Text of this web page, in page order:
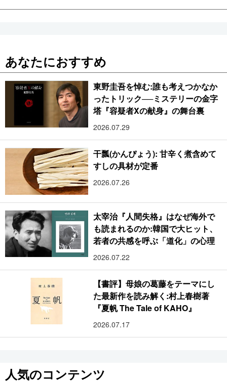
あなたにおすすめ
東野圭吾を悼む:誰も考えつかなか
ったトリック──ミステリーの金字
塔『容疑者Xの献身』の舞台裏
2026.07.29
干瓢(かんぴょう): 甘辛く煮含めて
すしの具材が定番
2026.07.26
太宰治『人間失格』はなぜ海外で
も読まれるのか:韓国で大ヒット、
若者の共感を呼ぶ「道化」の心理
2026.07.22
【書評】母娘の葛藤をテーマにし
た最新作を読み解く:村上春樹著
『夏帆 The Tale of KAHO』
2026.07.17
人気のコンテンツ